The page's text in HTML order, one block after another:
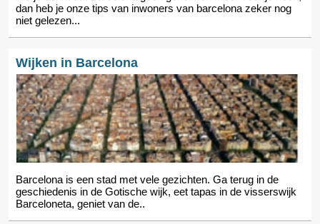
dan heb je onze tips van inwoners van barcelona zeker nog
niet gelezen...
Wijken in Barcelona
Barcelona is een stad met vele gezichten. Ga terug in de
geschiedenis in de Gotische wijk, eet tapas in de visserswijk
Barceloneta, geniet van de..